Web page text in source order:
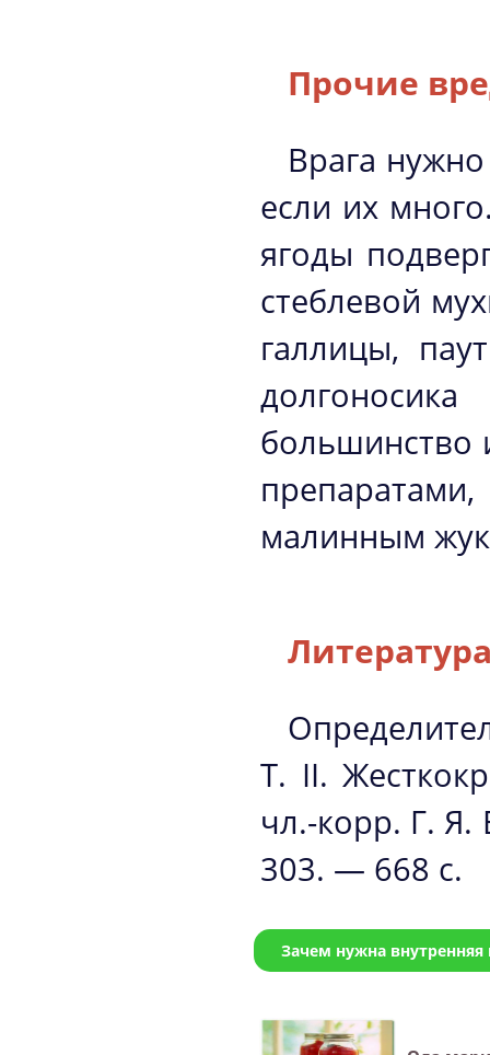
Прочие
Врага
если их
ягоды
стеблевой
галлицы,
большинство
малинным
Т. II.
чл.-корр. Г.
303. — 668 с.
Зачем нужна